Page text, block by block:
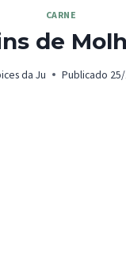
CARNE
de
da Ju Publicado